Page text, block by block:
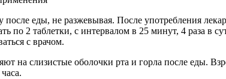
после еды, не разжевывая. После употребления
по 2 таблетки, с интервалом в 25 минут, 4 раза в
с врачом.
на слизистые оболочки рта и горла после еды.